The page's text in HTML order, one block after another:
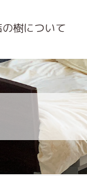
の樹について